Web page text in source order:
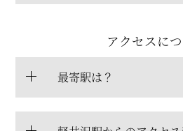
アクセスに
最寄駅は？